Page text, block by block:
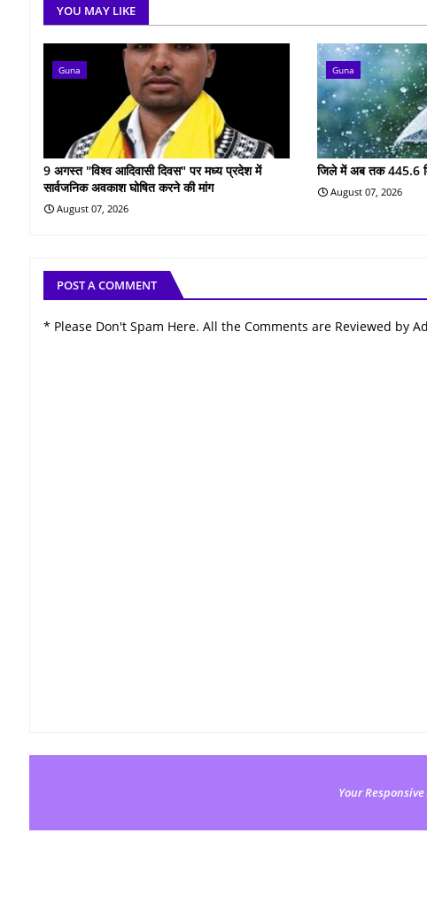
YOU MAY LIKE
Guna
9 अगस्त "विश्व आदिवासी दिवस" पर मध्य प्रदेश में
सार्वजनिक अवकाश घोषित करने की मांग
August 07, 2026
Guna
जिले में अब तक 445.6
August 07, 2026
POST A COMMENT
* Please Don't Spam Here. All the Comments are Reviewed by
Your